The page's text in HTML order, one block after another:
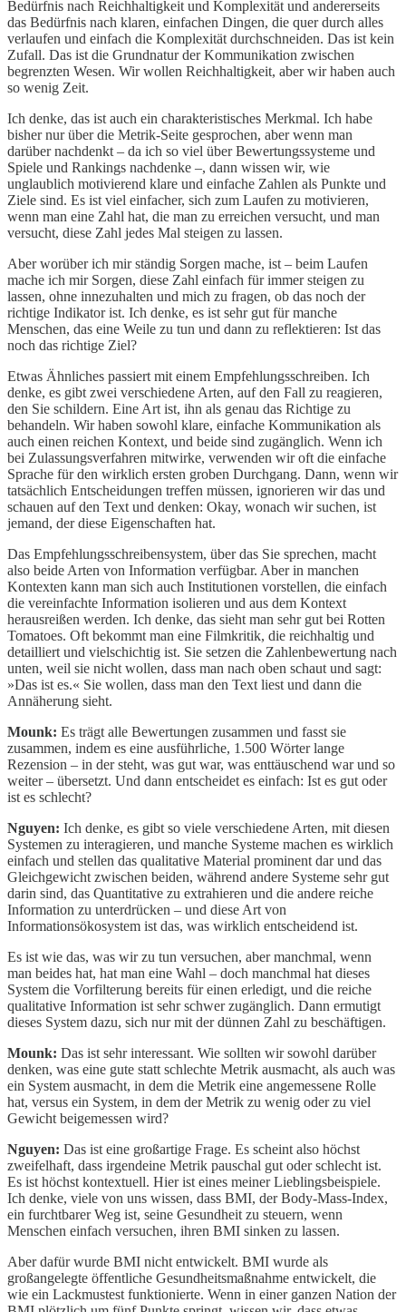
Bedürfnis nach Reichhaltigkeit und Komplexität und andererseits
das Bedürfnis nach klaren, einfachen Dingen, die quer durch alles
verlaufen und einfach die Komplexität durchschneiden. Das ist kein
Zufall. Das ist die Grundnatur der Kommunikation zwischen
begrenzten Wesen. Wir wollen Reichhaltigkeit, aber wir haben auch
so wenig Zeit.
Ich denke, das ist auch ein charakteristisches Merkmal. Ich habe
bisher nur über die Metrik-Seite gesprochen, aber wenn man
darüber nachdenkt – da ich so viel über Bewertungssysteme und
Spiele und Rankings nachdenke –, dann wissen wir, wie
unglaublich motivierend klare und einfache Zahlen als Punkte und
Ziele sind. Es ist viel einfacher, sich zum Laufen zu motivieren,
wenn man eine Zahl hat, die man zu erreichen versucht, und man
versucht, diese Zahl jedes Mal steigen zu lassen.
Aber worüber ich mir ständig Sorgen mache, ist – beim Laufen
mache ich mir Sorgen, diese Zahl einfach für immer steigen zu
lassen, ohne innezuhalten und mich zu fragen, ob das noch der
richtige Indikator ist. Ich denke, es ist sehr gut für manche
Menschen, das eine Weile zu tun und dann zu reflektieren: Ist das
noch das richtige Ziel?
Etwas Ähnliches passiert mit einem Empfehlungsschreiben. Ich
denke, es gibt zwei verschiedene Arten, auf den Fall zu reagieren,
den Sie schildern. Eine Art ist, ihn als genau das Richtige zu
behandeln. Wir haben sowohl klare, einfache Kommunikation als
auch einen reichen Kontext, und beide sind zugänglich. Wenn ich
bei Zulassungsverfahren mitwirke, verwenden wir oft die einfache
Sprache für den wirklich ersten groben Durchgang. Dann, wenn wir
tatsächlich Entscheidungen treffen müssen, ignorieren wir das und
schauen auf den Text und denken: Okay, wonach wir suchen, ist
jemand, der diese Eigenschaften hat.
Das Empfehlungsschreibensystem, über das Sie sprechen, macht
also beide Arten von Information verfügbar. Aber in manchen
Kontexten kann man sich auch Institutionen vorstellen, die einfach
die vereinfachte Information isolieren und aus dem Kontext
herausreißen werden. Ich denke, das sieht man sehr gut bei Rotten
Tomatoes. Oft bekommt man eine Filmkritik, die reichhaltig und
detailliert und vielschichtig ist. Sie setzen die Zahlenbewertung nach
unten, weil sie nicht wollen, dass man nach oben schaut und sagt:
»Das ist es.« Sie wollen, dass man den Text liest und dann die
Annäherung sieht.
Mounk: Es trägt alle Bewertungen zusammen und fasst sie
zusammen, indem es eine ausführliche, 1.500 Wörter lange
Rezension – in der steht, was gut war, was enttäuschend war und so
weiter – übersetzt. Und dann entscheidet es einfach: Ist es gut oder
ist es schlecht?
Nguyen: Ich denke, es gibt so viele verschiedene Arten, mit diesen
Systemen zu interagieren, und manche Systeme machen es wirklich
einfach und stellen das qualitative Material prominent dar und das
Gleichgewicht zwischen beiden, während andere Systeme sehr gut
darin sind, das Quantitative zu extrahieren und die andere reiche
Information zu unterdrücken – und diese Art von
Informationsökosystem ist das, was wirklich entscheidend ist.
Es ist wie das, was wir zu tun versuchen, aber manchmal, wenn
man beides hat, hat man eine Wahl – doch manchmal hat dieses
System die Vorfilterung bereits für einen erledigt, und die reiche
qualitative Information ist sehr schwer zugänglich. Dann ermutigt
dieses System dazu, sich nur mit der dünnen Zahl zu beschäftigen.
Mounk: Das ist sehr interessant. Wie sollten wir sowohl darüber
denken, was eine gute statt schlechte Metrik ausmacht, als auch was
ein System ausmacht, in dem die Metrik eine angemessene Rolle
hat, versus ein System, in dem der Metrik zu wenig oder zu viel
Gewicht beigemessen wird?
Nguyen: Das ist eine großartige Frage. Es scheint also höchst
zweifelhaft, dass irgendeine Metrik pauschal gut oder schlecht ist.
Es ist höchst kontextuell. Hier ist eines meiner Lieblingsbeispiele.
Ich denke, viele von uns wissen, dass BMI, der Body-Mass-Index,
ein furchtbarer Weg ist, seine Gesundheit zu steuern, wenn
Menschen einfach versuchen, ihren BMI sinken zu lassen.
Aber dafür wurde BMI nicht entwickelt. BMI wurde als
großangelegte öffentliche Gesundheitsmaßnahme entwickelt, die
wie ein Lackmustest funktionierte. Wenn in einer ganzen Nation der